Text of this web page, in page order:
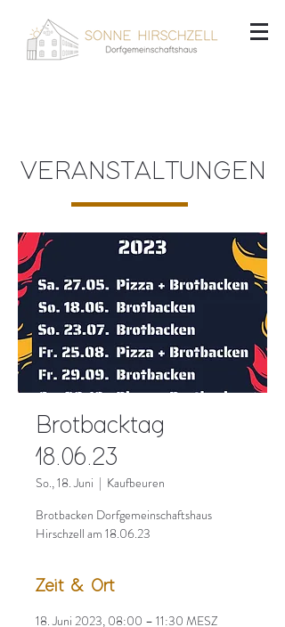
Brotbacktag
18.06.23
So., 18. Juni
  |
Kaufbeuren
Brotbacken Dorfgemeinschaftshaus
Hirschzell am 18.06.23
Zeit & Ort
18. Juni 2023, 08:00 – 11:30 MESZ
VERANSTALTUNGEN